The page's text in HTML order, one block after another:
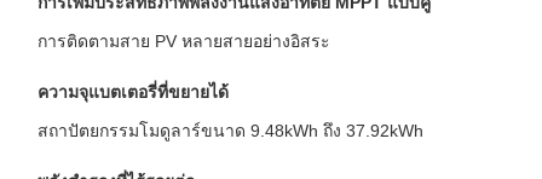
การติดตามสาย PV หลายสายอย่างอิสระ
ความจุแบตเตอรี่ที่ขยายได้
สถาปัตยกรรมโมดูลาร์ขนาด 9.48kWh ถึง 37.92kWh